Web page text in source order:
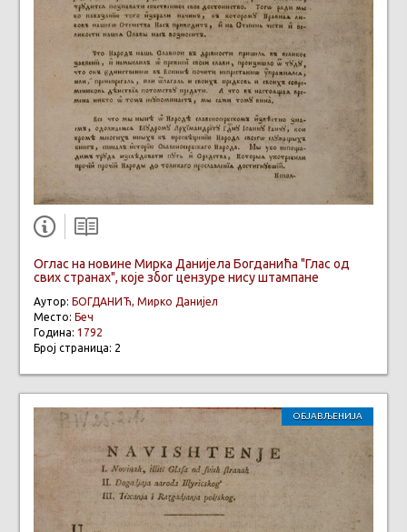
Оглас на новине Мирка Данијела Богданића "Глас од
свих странах", које због цензуре нису штампане
Аутор: БОГДАНИЋ, Мирко Данијел
Место: Беч
Година: 1792
Број страница: 2
ОБЈАВЉЕНИЈА